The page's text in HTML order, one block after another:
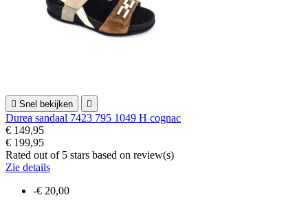
 Snel bekijken 
Durea sandaal 7423 795 1049 H cognac
€ 149,95
€ 199,95
Rated out of 5 stars based on review(s)
Zie details
-€ 20,00